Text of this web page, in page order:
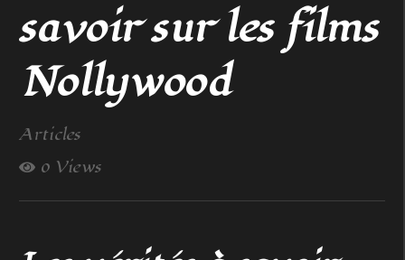
savoir sur les films
Nollywood
Articles
0 Views